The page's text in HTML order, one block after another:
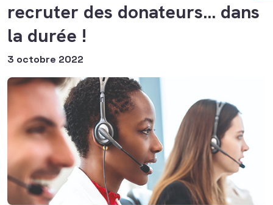
recruter des donateurs… dans
la durée !
3 octobre 2022